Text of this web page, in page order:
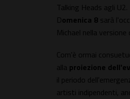
Talking Heads agli U2.
Domenica 8 sarà
Michael nella versione
Com'è ormai
alla proiezione
il periodo
artisti indipendenti,